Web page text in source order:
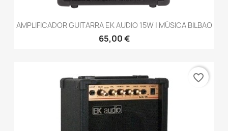
AMPLIFICADOR GUITARRA EK AUDIO 15W | MÚSICA BILBAO
65,00 €
favorite_border